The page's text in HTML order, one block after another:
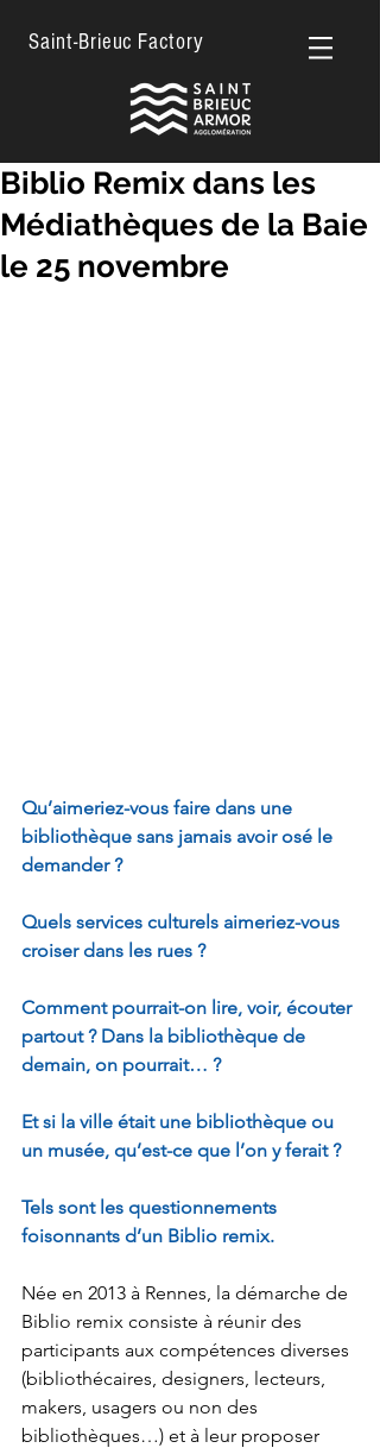
Saint-Brieuc Factory
Biblio Remix dans les
Médiathèques de la Baie
le 25 novembre
Qu’aimeriez-vous faire dans une
bibliothèque sans jamais avoir osé le
demander ?
Quels services culturels aimeriez-vous
croiser dans les rues ?
Comment pourrait-on lire, voir, écouter
partout ? Dans la bibliothèque de
demain, on pourrait… ?
Et si la ville était une bibliothèque ou
un musée, qu’est-ce que l’on y ferait ?
Tels sont les questionnements
foisonnants d’un Biblio remix.
Née en 2013 à Rennes, la démarche de
Biblio remix consiste à réunir des
participants aux compétences diverses
(bibliothécaires, designers, lecteurs,
makers, usagers ou non des
bibliothèques…) et à leur proposer